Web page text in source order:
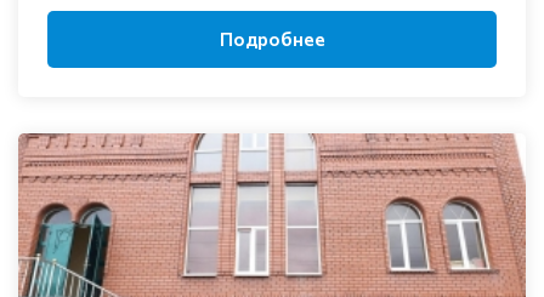
Подробнее